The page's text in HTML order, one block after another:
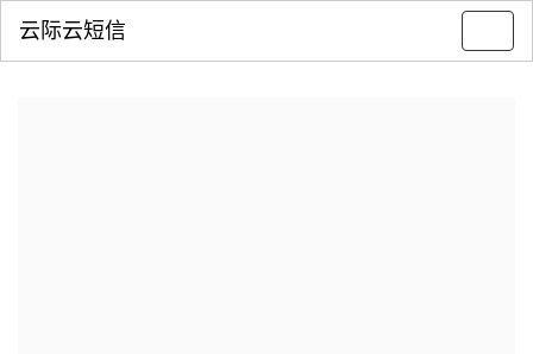
云际云短信